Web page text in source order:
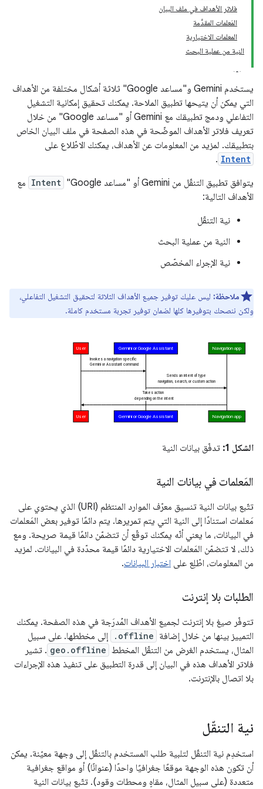
فلاتر الأهداف في ملف البيان
المَعلمات المقدَّمة
المعلمات الاختيارية
النية من عملية البحث
يستخدم Gemini و"مساعد Google" ثلاثة أشكال مختلفة من الأهداف
التي يمكن أن يتيحها تطبيق الملاحة. يمكنك تحقيق إمكانية التشغيل
التفاعلي ودمج تطبيقك مع Gemini أو "مساعد Google" من خلال
تعريف فلاتر الأهداف الموضّحة في هذه الصفحة في ملف البيان الخاص
بتطبيقك. لمزيد من المعلومات عن الأهداف، يمكنك الاطّلاع على
Intent
.
يتوافق تطبيق التنقّل من Gemini أو "مساعد Google"
Intent مع
الأهداف التالية:
نية التنقّل
النية من عملية البحث
نية الإجراء المخصّص
ملاحظة: ليس عليك توفير جميع الأهداف الثلاثة لتحقيق التشغيل التفاعلي،
ولكن ننصحك بتوفيرها كلها لضمان توفير تجربة مستخدم كاملة.
الشكل 1: تدفّق بيانات النية
المَعلمات في بيانات النية
تتّبع بيانات النية تنسيق معرّف الموارد المنتظم (URI) الذي يحتوي على
مَعلمات استنادًا إلى النية التي يتم تمريرها. يتم دائمًا توفير بعض المَعلمات
في البيانات، ما يعني أنّه يمكنك توقّع أن تتضمّن دائمًا قيمة صريحة. ومع
ذلك، لا تتضمّن المَعلمات الاختيارية دائمًا قيمة محدّدة في البيانات. لمزيد
من المعلومات، اطّلِع على اختبار البيانات.
الطلبات بلا إنترنت
تتوفّر صيغ بلا إنترنت لجميع الأهداف المُدرَجة في هذه الصفحة. يمكنك
التمييز بينها من خلال إضافة .offline
إلى مخططها. على سبيل
المثال، يستخدم الغرض من التنقّل المخطط geo.offline . تشير
فلاتر الأهداف هذه في البيان إلى قدرة التطبيق على تنفيذ هذه الإجراءات
بلا اتصال بالإنترنت.
نية التنقّل
استخدِم نية التنقّل لتلبية طلب المستخدم بالتنقّل إلى وجهة معيّنة. يمكن
أن تكون هذه الوجهة موقعًا جغرافيًا واحدًا (عنوانًا) أو مواقع جغرافية
متعددة (على سبيل المثال، مقاهٍ ومحطات وقود). تتّبع بيانات النية